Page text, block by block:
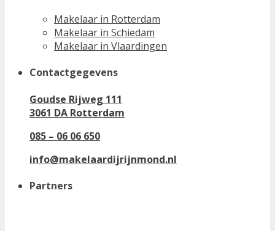
Makelaar in Rotterdam
Makelaar in Schiedam
Makelaar in Vlaardingen
Contactgegevens
Goudse Rijweg 111
3061 DA Rotterdam
085 – 06 06 650
info@makelaardijrijnmond.nl
Partners